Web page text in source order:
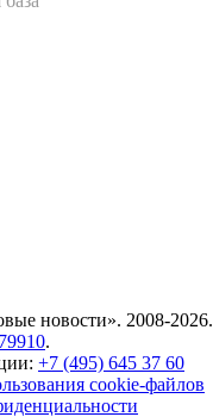
новости». 2008-2026.
.
+7 (495) 645 37 60
cookie-файлов